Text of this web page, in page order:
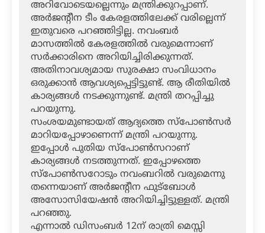
അറിവോടെയല്ലെന്നും മന്ത്രിക്കുറപ്പാണ്.
അര്‍ജന്റീന ടീം കേരളത്തിലേക്ക് വരില്ലെന്ന്
ഇതുവരെ പറഞ്ഞിട്ടില്ല. നവംബര്‍
മാസത്തില്‍ കേരളത്തില്‍ വരുമെന്നാണ്
സര്‍ക്കാരിനെ അറിയിച്ചിരിക്കുന്നത്.
അതിനാവശ്യമായ സുരക്ഷാ സംവിധാനം
ഒരുക്കാന്‍ ആവശ്യപ്പെട്ടിട്ടുണ്ട്. ആ രീതിയില്‍
കാര്യങ്ങള്‍ നടക്കുന്നുണ്ട്. മന്ത്രി തറപ്പിച്ചു
പറയുന്നു.
സംശയമുണ്ടായത് ആദ്യത്തെ സ്‌പോണ്‍സര്‍
മാറിയപ്പോഴാണെന്ന് മന്ത്രി പറയുന്നു.
ഇപ്പോള്‍ പുതിയ സ്‌പോണ്‍സറാണ്
കാര്യങ്ങള്‍ നടത്തുന്നത്. ഇപ്പോഴത്തെ
സ്‌പോണ്‍സറോടും നവംബറില്‍ വരുമെന്നു
തന്നെയാണ് അര്‍ജന്റീന ഫുട്‌ബോള്‍
അസോസിയേഷന്‍ അറിയിച്ചിട്ടുള്ളത്. മന്ത്രി
പറഞ്ഞു.
എന്നാല്‍ ഡിസംബര്‍ 12ന് രാത്രി മെസ്സി